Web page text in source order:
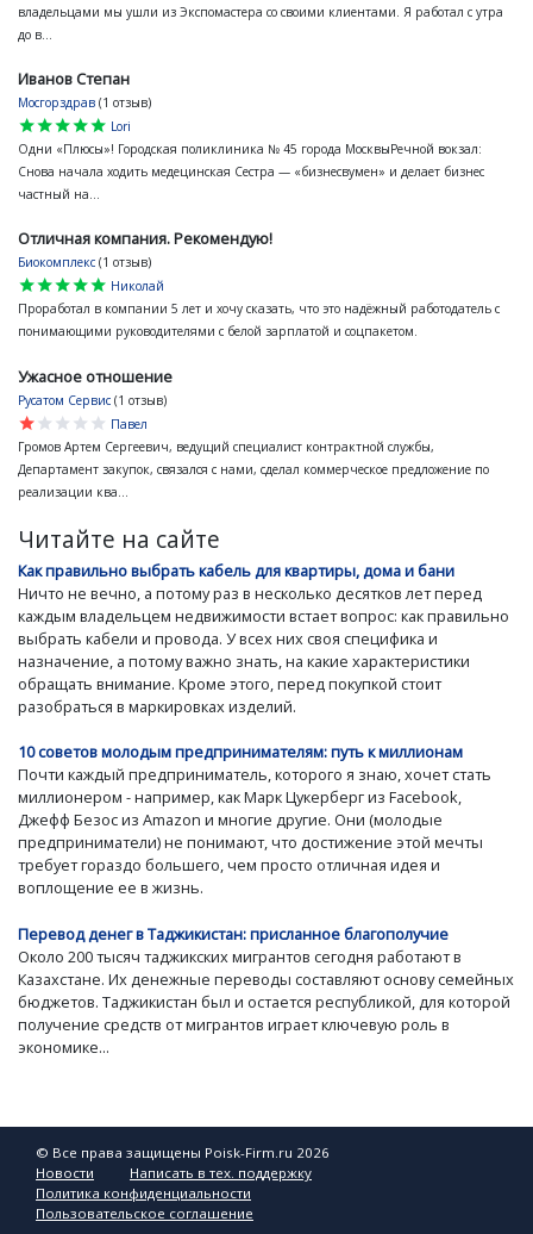
владельцами мы ушли из Экспомастера со своими клиентами. Я работал с утра
до в...
Иванов Степан
Мосгорздрав (1 отзыв)
star
star
star
star
star
Lori
Одни «Плюсы»! Городская поликлиника № 45 города МосквыРечной вокзал:
Снова начала ходить медецинская Сестра — «бизнесвумен» и делает бизнес
частный на...
Отличная компания. Рекомендую!
Биокомплекс (1 отзыв)
star
star
star
star
star
Николай
Проработал в компании 5 лет и хочу сказать, что это надёжный работодатель с
понимающими руководителями с белой зарплатой и соцпакетом.
Ужасное отношение
Русатом Сервис (1 отзыв)
star
star
star
star
star
Павел
Громов Артем Сергеевич, ведущий специалист контрактной службы,
Департамент закупок, связался с нами, сделал коммерческое предложение по
реализации ква...
Читайте на сайте
Как правильно выбрать кабель для квартиры, дома и бани
Ничто не вечно, а потому раз в несколько десятков лет перед
каждым владельцем недвижимости встает вопрос: как правильно
выбрать кабели и провода. У всех них своя специфика и
назначение, а потому важно знать, на какие характеристики
обращать внимание. Кроме этого, перед покупкой стоит
разобраться в маркировках изделий.
10 советов молодым предпринимателям: путь к миллионам
Почти каждый предприниматель, которого я знаю, хочет стать
миллионером - например, как Марк Цукерберг из Facebook,
Джефф Безос из Amazon и многие другие. Они (молодые
предприниматели) не понимают, что достижение этой мечты
требует гораздо большего, чем просто отличная идея и
воплощение ее в жизнь.
Перевод денег в Таджикистан: присланное благополучие
Около 200 тысяч таджикских мигрантов сегодня работают в
Казахстане. Их денежные переводы составляют основу семейных
бюджетов. Таджикистан был и остается республикой, для которой
получение средств от мигрантов играет ключевую роль в
экономике...
© Все права защищены Poisk-Firm.ru 2026
Новости
Написать в тех. поддержку
Политика конфиденциальности
Пользовательское соглашение